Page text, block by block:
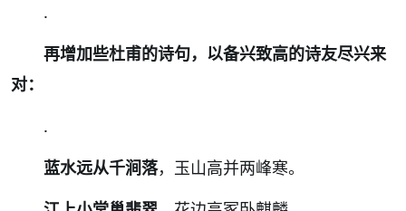
.
再增加些杜甫的诗句，以备兴致高的诗友尽兴来
对：
.
蓝水远从千涧落，玉山高并两峰寒。